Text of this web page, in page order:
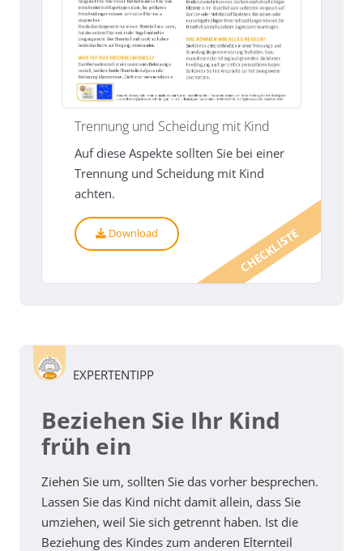
CHECKLISTE
Trennung und Scheidung mit Kind
Auf diese Aspekte sollten Sie bei einer
Trennung und Scheidung mit Kind
achten.
Download
EXPERTENTIPP
Beziehen Sie Ihr Kind
früh ein
Ziehen Sie um, sollten Sie das vorher besprechen.
Lassen Sie das Kind nicht damit allein, dass Sie
umziehen, weil Sie sich getrennt haben. Ist die
Beziehung des Kindes zum anderen Elternteil